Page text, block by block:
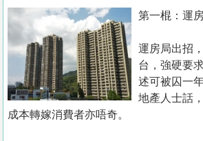
業
冊
關
第一棍：運
運房局出招
台，強硬要
述可被囚一
地產人士話
成本轉嫁消費者亦唔奇。